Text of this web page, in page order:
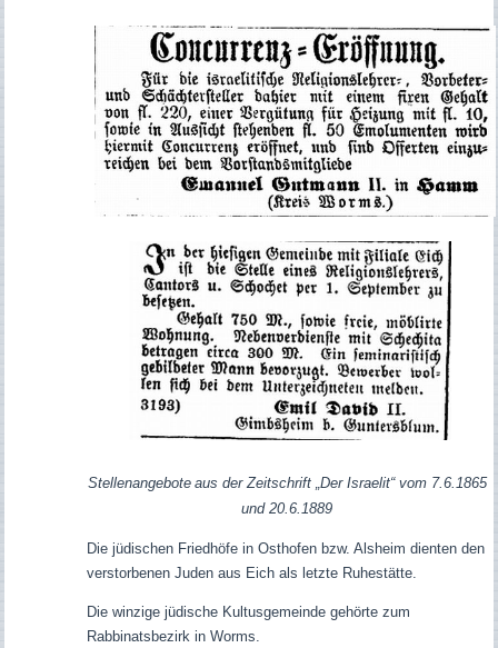
Stellenangebote aus der Zeitschrift „Der Israelit“ vom 7.6.1865
und 20.6.1889
Die jüdischen Friedhöfe in Osthofen bzw. Alsheim dienten den
verstorbenen Juden aus Eich als letzte Ruhestätte.
Die winzige jüdische Kultusgemeinde gehörte zum
Rabbinatsbezirk in Worms.